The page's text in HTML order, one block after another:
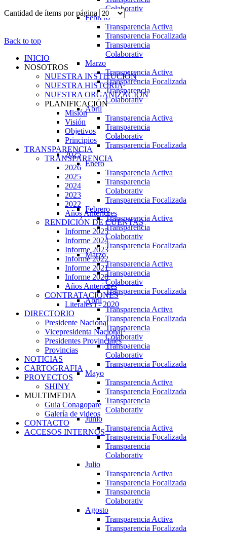
Colaborativ
Febrero
Transparencia Activa
Transparencia Focalizada
Transparencia
Colaborativ
Marzo
Transparencia Activa
Transparencia Focalizada
Transparencia
Colaborativ
Abril
Transparencia Activa
Transparencia
Colaborativ
Transparencia Focalizada
2025
Enero
Transparencia Activa
Transparencia
Colaborativ
Transparencia Focalizada
Febrero
Transparencia Activa
Transparencia
Colaborativ
Transparencia Focalizada
Marzo
Transparencia Activa
Transparencia
Colaborativ
Transparencia Focalizada
Abril
Transparencia Activa
Transparencia Focalizada
Transparencia
Colaborativ
Transparencia
Colaborativ
Transparencia Focalizada
Mayo
Transparencia Activa
Transparencia Focalizada
Transparencia
Colaborativ
Junio
Transparencia Activa
Transparencia Focalizada
Transparencia
Colaborativ
Julio
Transparencia Activa
Transparencia Focalizada
Transparencia
Colaborativ
Agosto
Transparencia Activa
Transparencia Focalizada
Cantidad de ítems por página
Back to top
INICIO
NOSOTROS
NUESTRA INSTITUCIÓN
NUESTRA HISTORIA
NUESTRA ORGANIZACIÓN
PLANIFICACIÓN
Misión
Visión
Objetivos
Principios
TRANSPARENCIA
TRANSPARENCIA
2026
2025
2024
2023
2022
Años Anteriores
RENDICIÓN DE CUENTAS
Informe 2025
Informe 2024
Informe 2023
Informe 2022
Informe 2021
Informe 2020
Años Anteriores
CONTRATACIONES
Literales i - 2020
DIRECTORIO
Presidente Nacional
Vicepresidenta Nacional
Presidentes Provinciales
Provincias
NOTICIAS
CARTOGRAFIA
PROYECTOS
SHINY
MULTIMEDIA
Guia Conagopare
Galería de videos
CONTACTO
ACCESOS INTERNOS